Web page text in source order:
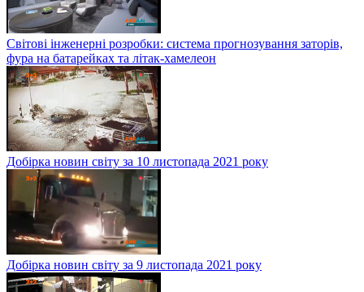
Світові інженерні розробки: система прогнозування заторів,
фура на батарейках та літак-хамелеон
Добірка новин світу за 10 листопада 2021 року
Добірка новин світу за 9 листопада 2021 року